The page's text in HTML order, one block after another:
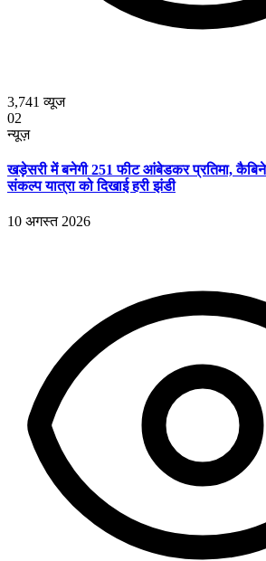
3,741 व्यूज
02
न्यूज़
खड़ेसरी में बनेगी 251 फीट आंबेडकर प्रतिमा,
संकल्प यात्रा को दिखाई हरी झंडी
10 अगस्त 2026